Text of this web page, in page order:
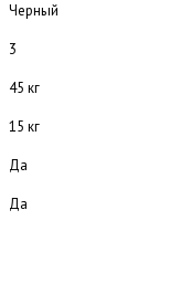
Черный
3
45 кг
15 кг
Да
Да